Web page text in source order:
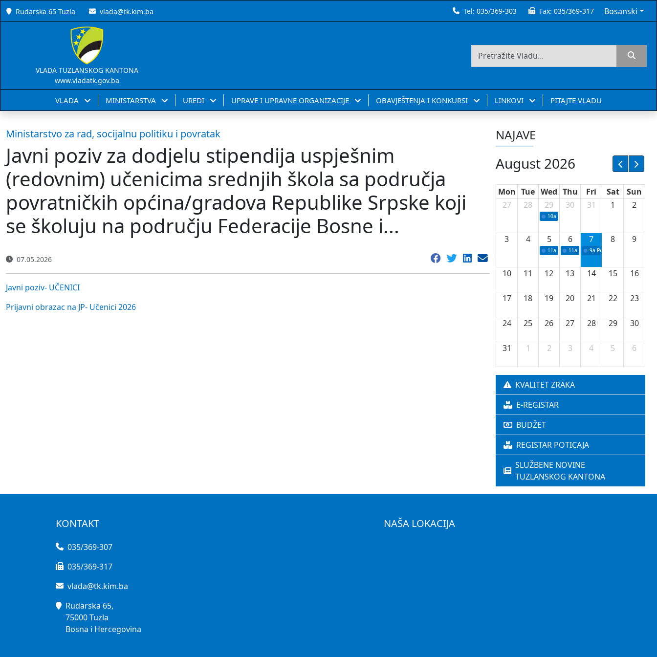
Rudarska 65 Tuzla vlada@tk.kim.ba Tel:035/369-303 Fax:035/369-317 Bosanski
VLADA TUZLANSKOG KANTONA
www.vladatk.gov.ba
VLADA MINISTARSTVA UREDI UPRAVE I UPRAVNE ORGANIZACIJE OBAVJEŠTENJA I KONKURSI LINKOVI PITAJTE VLADU
Ministarstvo za rad, socijalnu politiku i povratak
Javni poziv za dodjelu stipendija uspješnim
(redovnim) učenicima srednjih škola sa područja
povratničkih općina/gradova Republike Srpske koji
se školuju na području Federacije Bosne i...
07.05.2026
Javni poziv- UČENICI
Prijavni obrazac na JP- Učenici 2026
NAJAVE
August 2026
Mon Tue Wed Thu Fri Sat
Sun
27
28 29
10a Potpisivanje ugovora sa neprofitnim
30 31 1 2
3 4 5
11a Potpisivanje ugovora o stipendijama
6
11a Podrška razvoju vodne
7
9a Početak izgradnje nove
8 9
10 11 12 13 14 15 16
17 18 19 20 21 22 23
24 25 26 27 28 29 30
31 1 2 3 4 5 6
KVALITET ZRAKA
E-REGISTAR
BUDŽET
REGISTAR POTICAJA
SLUŽBENE NOVINE
TUZLANSKOG KANTONA
KONTAKT
035/369-307
035/369-317
vlada@tk.kim.ba
Rudarska 65,
75000 Tuzla
Bosna i Hercegovina
NAŠA LOKACIJA